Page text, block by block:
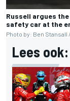
Russell argues
safety car at the
Photo by: Ben Stansall
Lees ook: